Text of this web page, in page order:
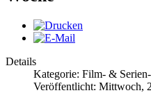
Details
Kategorie: Film- &
Veröffentlicht: Mittwoch,